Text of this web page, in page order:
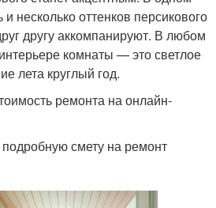
несколько оттенков персикового
другу аккомпанируют. В любом
комнаты — это светлое
лета круглый год.
ремонта на онлайн-
смету на ремонт